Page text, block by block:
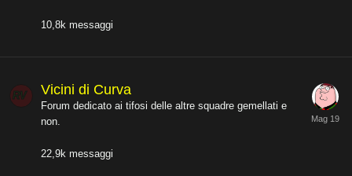
10,8k messaggi
Vicini di Curva
Forum dedicato ai tifosi delle altre squadre gemellati e
non.
22,9k messaggi